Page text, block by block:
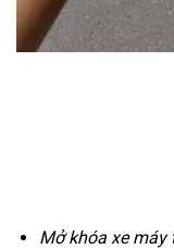
Mở khóa xe máy